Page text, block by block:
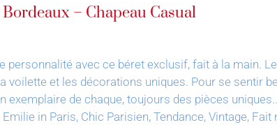
– Chapeau Casual
personnalité avec ce béret exclusif, fait à la main.
voilette et les décorations uniques. Pour se sentir
exemplaire de chaque, toujours des pièces
Emilie in Paris, Chic Parisien, Tendance, Vintage,